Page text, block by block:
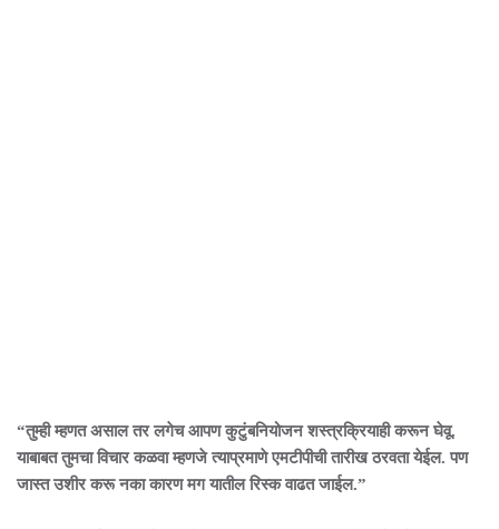
“तुम्ही म्हणत असाल तर लगेच आपण कुटुंबनियोजन शस्त्रक्रियाही करून घेवू.
याबाबत तुमचा विचार कळवा म्हणजे त्याप्रमाणे एमटीपीची तारीख ठरवता येईल. पण
जास्त उशीर करू नका कारण मग यातील रिस्क वाढत जाईल.”